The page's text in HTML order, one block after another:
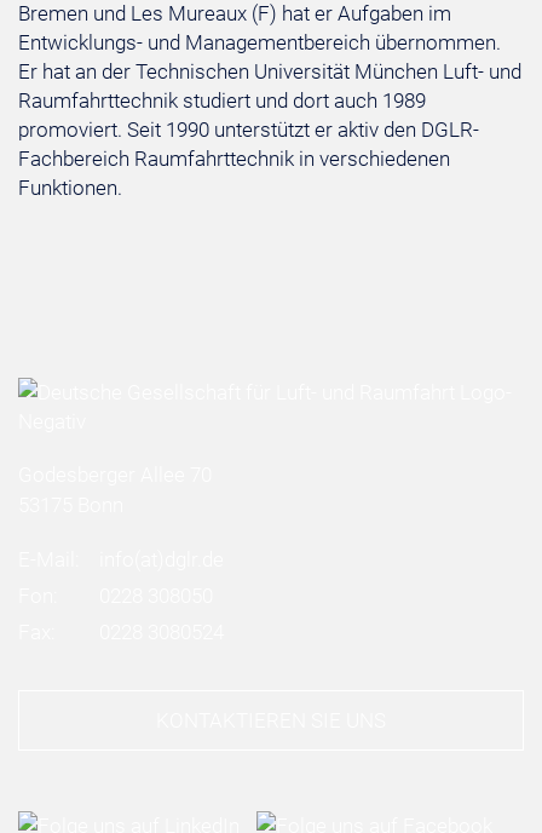
Bremen und Les Mureaux (F) hat er Aufgaben im
Entwicklungs- und Managementbereich übernommen.
Er hat an der Technischen Universität München Luft- und
Raumfahrttechnik studiert und dort auch 1989
promoviert. Seit 1990 unterstützt er aktiv den DGLR-
Fachbereich Raumfahrttechnik in verschiedenen
Funktionen.